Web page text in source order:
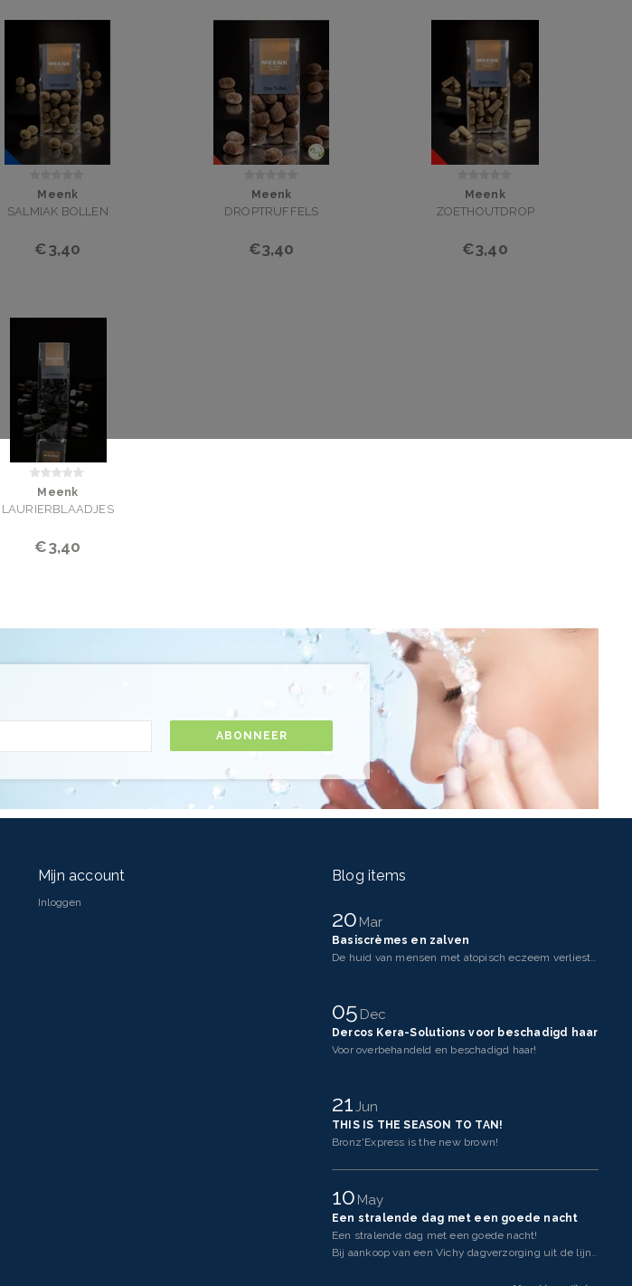
Meenk
SALMIAK BOLLEN
€3,40
Meenk
DROPTRUFFELS
€3,40
Meenk
ZOETHOUTDROP
€3,40
Meenk
LAURIERBLAADJES
€3,40
ABONNEER
Mijn account
Inloggen
Blog items
20Mar
Basiscrèmes en zalven
De huid van mensen met atopisch eczeem verliest makkelijker vocht dan een gezonde huid. Dit komt doo
05Dec
Dercos Kera-Solutions voor beschadigd haar
Voor overbehandeld en beschadigd haar!
21Jun
THIS IS THE SEASON TO TAN!
Bronz'Express is the new brown!
10May
Een stralende dag met een goede nacht
Een stralende dag met een goede nacht!
Bij aankoop van een Vichy dagverzorging uit de lijnen Neovadi